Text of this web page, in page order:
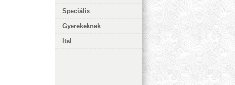
Speciális
Gyerekeknek
Ital